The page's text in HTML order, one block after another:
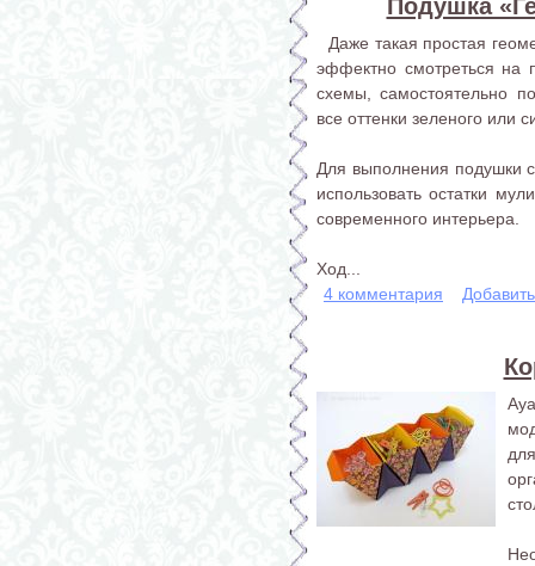
Подушка
Даже такая простая
эффектно смотреться на
схемы, самостоятельно
все оттенки зеленого или
Для выполнения подушки
использовать остатки
современного интерьера.
Ход...
4 комментария